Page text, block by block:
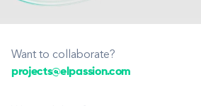
Want to collaborate?
projects@elpassion.com